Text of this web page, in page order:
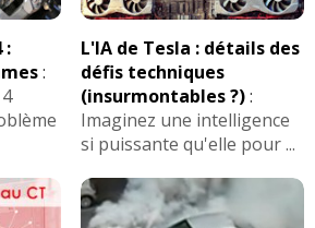
:
:
L'IA de Tesla : détails des
défis techniques
(insurmontables ?):
Imaginez une intelligence
si puissante qu'elle pour ...